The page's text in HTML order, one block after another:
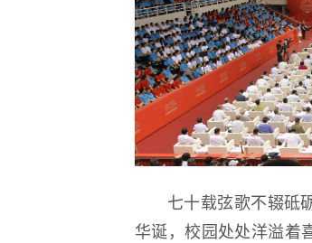
七十载弦歌不辍砥
华诞，校园处处洋溢着